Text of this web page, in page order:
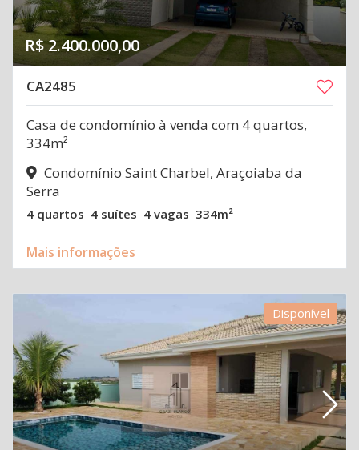
R$ 2.400.000,00
CA2485
Casa de condomínio à venda com 4 quartos,
334m²
Condomínio Saint Charbel, Araçoiaba da
Serra
4 quartos 4 suítes 4 vagas 334m²
Mais informações
Disponível